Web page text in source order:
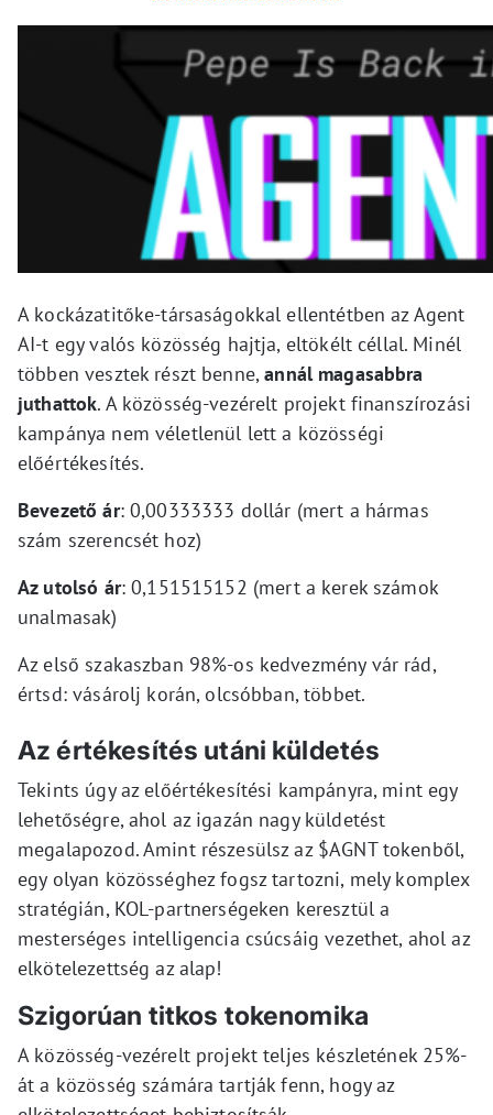
A kockázatitőke-társaságokkal ellentétben az Agent
AI-t egy valós közösség hajtja, eltökélt céllal. Minél
többen vesztek részt benne,annál magasabbra
juthattok. A közösség-vezérelt projekt finanszírozási
kampánya nem véletlenül lett a közösségi
előértékesítés.
Bevezető ár: 0,00333333 dollár (mert a hármas
szám szerencsét hoz)
Az utolsó ár: 0,151515152 (mert a kerek számok
unalmasak)
Az első szakaszban 98%-os kedvezmény vár rád,
értsd: vásárolj korán, olcsóbban, többet.
Az értékesítés utáni küldetés
Tekints úgy az előértékesítési kampányra, mint egy
lehetőségre, ahol az igazán nagy küldetést
megalapozod. Amint részesülsz az $AGNT tokenből,
egy olyan közösséghez fogsz tartozni, mely komplex
stratégián, KOL-partnerségeken keresztül a
mesterséges intelligencia csúcsáig vezethet, ahol az
elkötelezettség az alap!
Szigorúan titkos tokenomika
A közösség-vezérelt projekt teljes készletének 25%-
át a közösség számára tartják fenn, hogy az